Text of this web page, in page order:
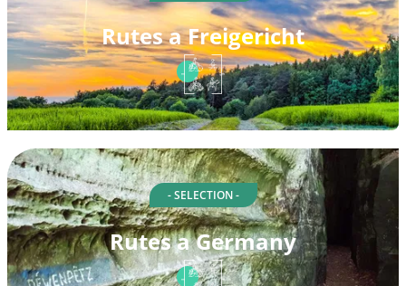
Rutes a Freigericht
- SELECTION -
Rutes a Germany